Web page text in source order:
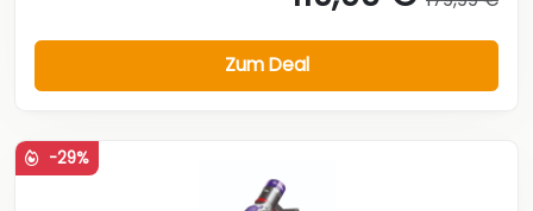
Zum Deal
-29%